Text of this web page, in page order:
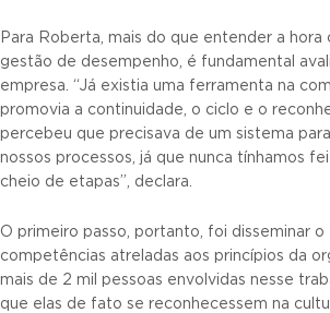
Para Roberta, mais do que entender a
gestão de desempenho, é fundamental
empresa. “Já existia uma ferramenta na
promovia a continuidade, o ciclo e o
percebeu que precisava de um sistema
nossos processos, já que nunca tínhamos
cheio de etapas”, declara.
O primeiro passo, portanto, foi disseminar
competências atreladas aos princípios da
mais de 2 mil pessoas envolvidas nesse
que elas de fato se reconhecessem na